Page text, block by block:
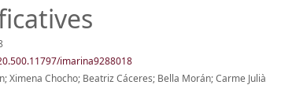
imarina9288018
Ximena Chocho; Beatriz Cáceres; Bella Morán; Carme Julià